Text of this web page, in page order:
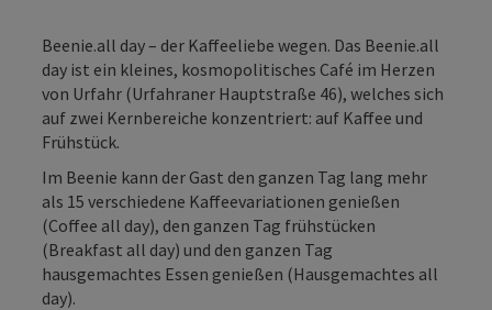
Beenie.all day – der Kaffeeliebe wegen. Das Beenie.all
day ist ein kleines, kosmopolitisches Café im Herzen
von Urfahr (Urfahraner Hauptstraße 46), welches sich
auf zwei Kernbereiche konzentriert: auf Kaffee und
Frühstück.
Im Beenie kann der Gast den ganzen Tag lang mehr
als 15 verschiedene Kaffeevariationen genießen
(Coffee all day), den ganzen Tag frühstücken
(Breakfast all day) und den ganzen Tag
hausgemachtes Essen genießen (Hausgemachtes all
day).